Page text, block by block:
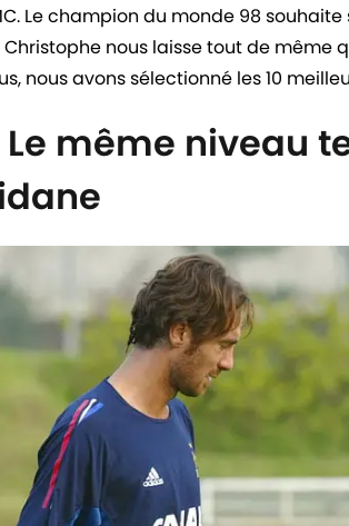
Le champion du monde 98
Christophe nous laisse tout de même
nous avons sélectionné les 10
Le même niveau